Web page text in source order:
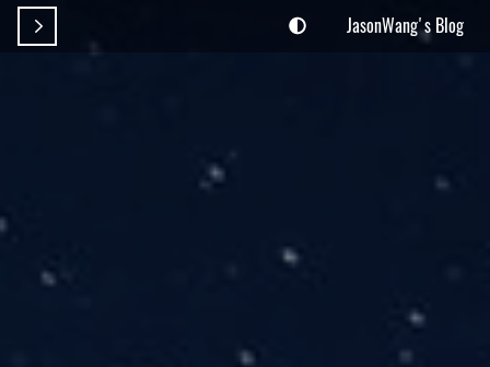
 JasonWang's Blog